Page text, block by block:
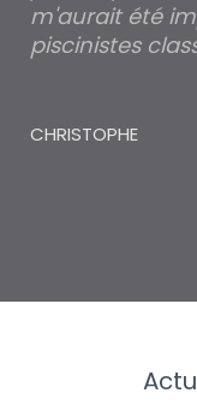
m'aurait été
piscinistes
CHRISTOPHE